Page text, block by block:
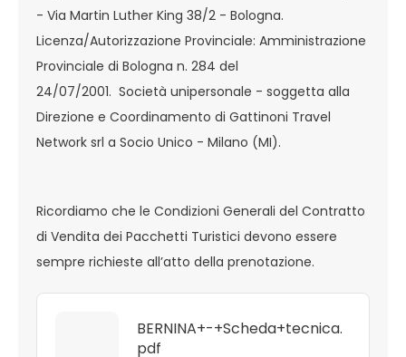
- Via Martin Luther King 38/2 - Bologna.
Licenza/Autorizzazione Provinciale: Amministrazione
Provinciale di Bologna n. 284 del
24/07/2001. Società unipersonale - soggetta alla
Direzione e Coordinamento di Gattinoni Travel
Network srl a Socio Unico - Milano (MI).
Ricordiamo che le Condizioni Generali del Contratto
di Vendita dei Pacchetti Turistici devono essere
sempre richieste all’atto della prenotazione.
BERNINA+-+Scheda+tecnica.
pdf